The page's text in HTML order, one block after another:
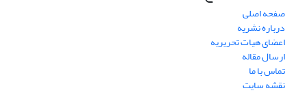
صفحه اصلی
درباره نشریه
اعضای هیات تحریریه
ارسال مقاله
تماس با ما
نقشه سایت